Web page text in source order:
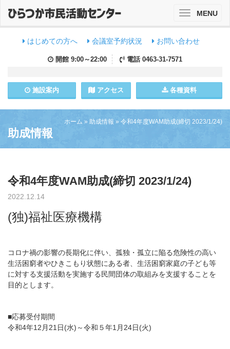
はじめての方へ 会議室予約状況 お問い合わせ
開館 9:00～22:00 電話 0463-31-7571
施設案内 アクセス 各種資料
ToggleMENU
ホーム » 助成情報 » 令和4年度WAM助成(締切 2023/1/24)
助成情報
令和4年度WAM助成(締切 2023/1/24)
2022.12.14
(独)福祉医療機構
コロナ禍の影響の長期化に伴い、孤独・孤立に陥る危険性の高い
生活困窮者やひきこもり状態にある者、生活困窮家庭の子ども等
に対する支援活動を実施する民間団体の取組みを支援することを
目的とします。
■応募受付期間
令和4年12月21日(水)～令和５年1月24日(火)